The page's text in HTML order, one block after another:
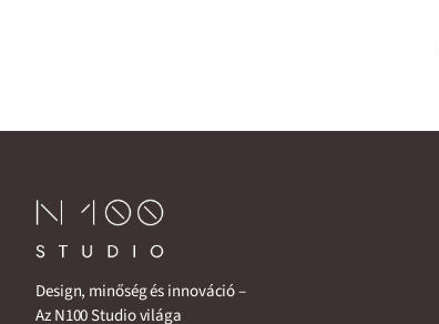
Design, minőség és innováció –
Az N100 Studio világa